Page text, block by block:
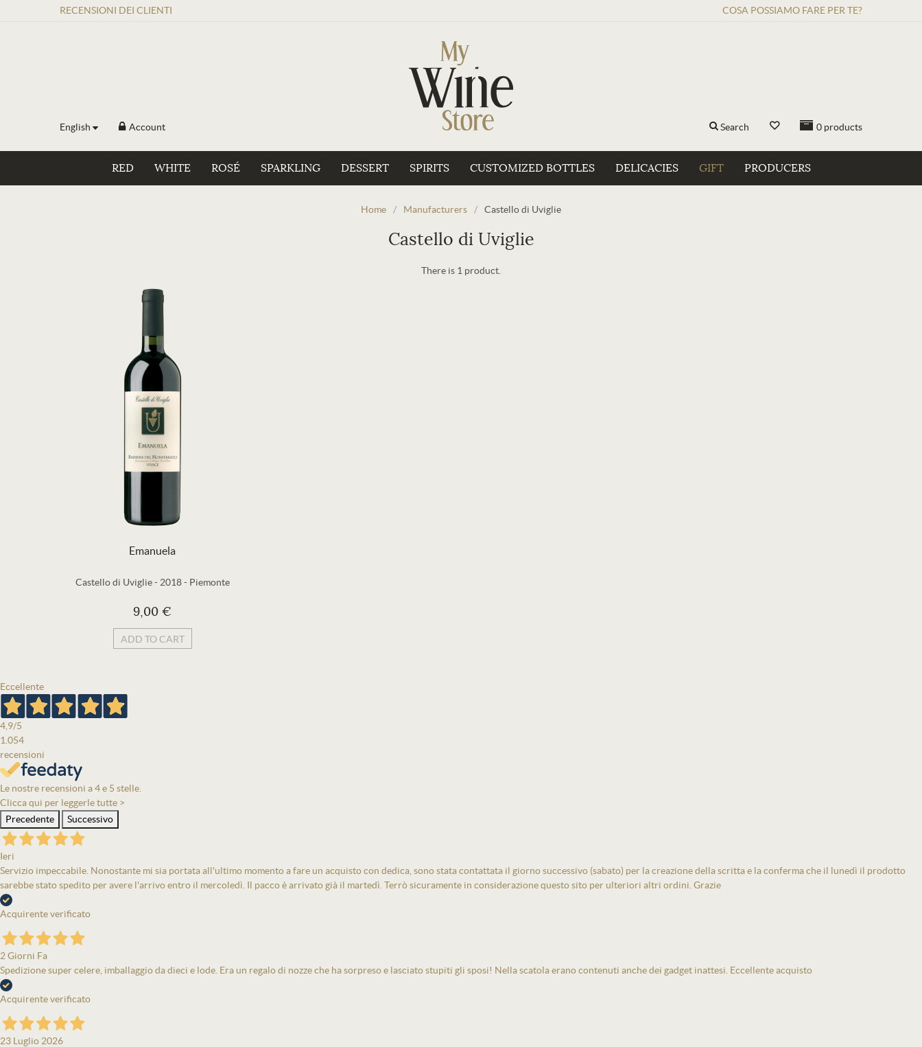
RECENSIONI DEI CLIENTI COSA POSSIAMO FARE PER TE?
English Account 0 products
Search
RED WHITE ROSÉ SPARKLING DESSERT SPIRITS CUSTOMIZED BOTTLES DELICACIES GIFT PRODUCERS
Home / Manufacturers / Castello di Uviglie
Castello di Uviglie
There is 1 product.
Emanuela
Castello di Uviglie - 2018- Piemonte
9,00 €
ADD TO CART
Eccellente
4,9/5
1.054
recensioni
Le nostre recensioni a 4 e 5 stelle.
Clicca qui per leggerle tutte >
Precedente
Successivo
Ieri
Servizio impeccabile. Nonostante mi sia portata all'ultimo momento a fare un acquisto con dedica, sono stata contattata il giorno successivo (sabato) per la creazione della scritta e la conferma che il lunedì il prodotto
sarebbe stato spedito per avere l'arrivo entro il mercoledì. Il pacco è arrivato già il martedì. Terrò sicuramente in considerazione questo sito per ulteriori altri ordini. Grazie
Acquirente verificato
2 Giorni Fa
Spedizione super celere, imballaggio da dieci e lode. Era un regalo di nozze che ha sorpreso e lasciato stupiti gli sposi! Nella scatola erano contenuti anche dei gadget inattesi. Eccellente acquisto
Acquirente verificato
23 Luglio 2026